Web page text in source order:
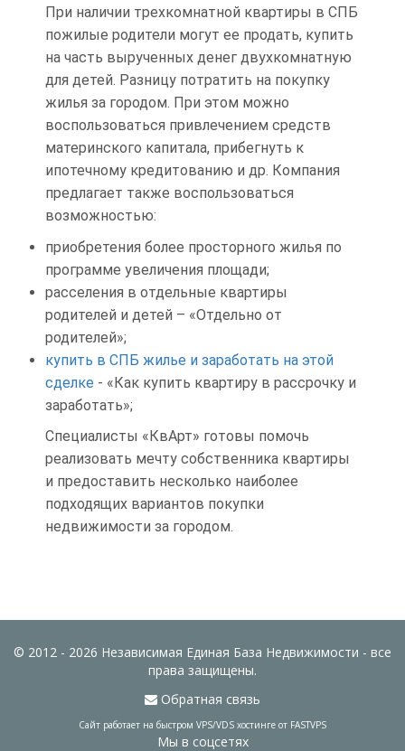
При наличии трехкомнатной квартиры в СПБ
пожилые родители могут ее продать, купить
на часть вырученных денег двухкомнатную
для детей. Разницу потратить на покупку
жилья за городом. При этом можно
воспользоваться привлечением средств
материнского капитала, прибегнуть к
ипотечному кредитованию и др. Компания
предлагает также воспользоваться
возможностью:
приобретения более просторного жилья по
программе увеличения площади;
расселения в отдельные квартиры
родителей и детей – «Отдельно от
родителей»;
купить в СПБ жилье и заработать на этой
сделке - «Как купить квартиру в рассрочку и
заработать»;
Специалисты «КвАрт» готовы помочь
реализовать мечту собственника квартиры
и предоставить несколько наиболее
подходящих вариантов покупки
недвижимости за городом.
© 2012 - 2026 Независимая Единая База Недвижимости - все
права защищены.
Обратная связь
Сайт работает на быстром VPS/VDS хостинге от FASTVPS
Мы в соцсетях